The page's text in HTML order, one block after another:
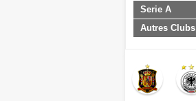
Serie A
Autres Clubs